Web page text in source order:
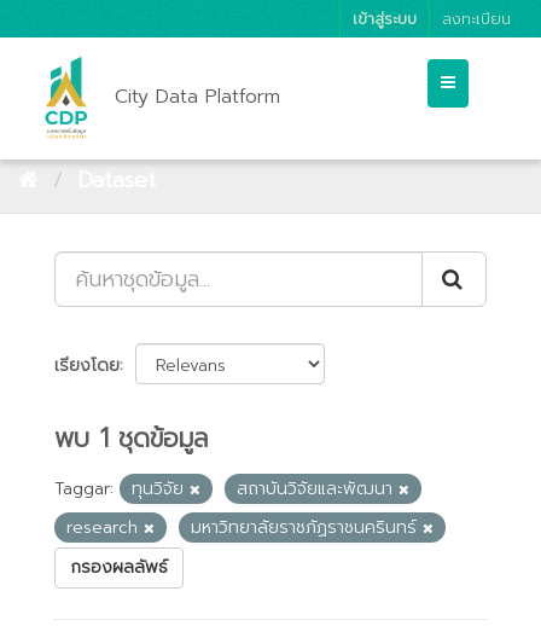
เข้าสู่ระบบ ลงทะเบียน
City Data Platform
เรียงโดย
พบ 1 ชุดข้อมูล
Taggar: ทุนวิจัย
สถาบันวิจัยและพัฒนา
research
มหาวิทยาลัยราชภัฏราชนครินทร์
กรองผลลัพธ์